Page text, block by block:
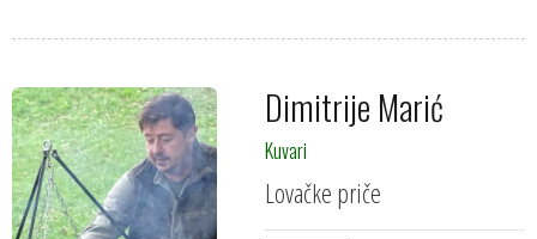
Dimitrije Marić
Kuvari
Lovačke priče